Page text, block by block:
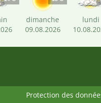
dimanche
09.08.2026
lundi
Protection des